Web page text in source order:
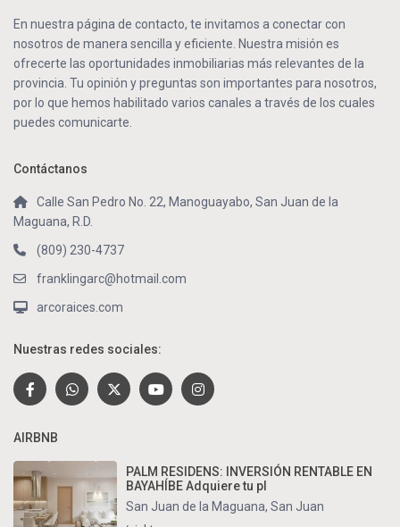
En nuestra página de contacto, te invitamos a conectar con
nosotros de manera sencilla y eficiente. Nuestra misión es
ofrecerte las oportunidades inmobiliarias más relevantes de la
provincia. Tu opinión y preguntas son importantes para nosotros,
por lo que hemos habilitado varios canales a través de los cuales
puedes comunicarte.
Contáctanos
Calle San Pedro No. 22, Manoguayabo, San Juan de la
Maguana, R.D.
(809) 230-4737
franklingarc@hotmail.com
arcoraices.com
Nuestras redes sociales:
AIRBNB
PALM RESIDENS: INVERSIÓN RENTABLE EN
BAYAHÍBE Adquiere tu pl
San Juan de la Maguana, San Juan